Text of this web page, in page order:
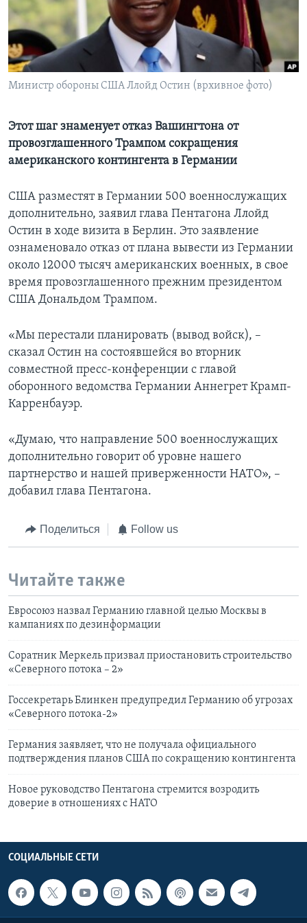
Learning English
СОЦИАЛЬНЫЕ СЕТИ
Языки
Министр обороны США Ллойд Остин (врхивное фото)
Этот шаг знаменует отказ Вашингтона от
провозглашенного Трампом сокращения
американского контингента в Германии
США разместят в Германии 500 военнослужащих
дополнительно, заявил глава Пентагона Ллойд
Остин в ходе визита в Берлин. Это заявление
ознаменовало отказ от плана вывести из Германии
около 12000 тысяч американских военных, в свое
время провозглашенного прежним президентом
США Дональдом Трампом.
«Мы перестали планировать (вывод войск), –
сказал Остин на состоявшейся во вторник
совместной пресс-конференции с главой
оборонного ведомства Германии Аннегрет Крамп-
Карренбауэр.
«Думаю, что направление 500 военнослужащих
дополнительно говорит об уровне нашего
партнерство и нашей приверженности НАТО», –
добавил глава Пентагона.
Поделиться Follow us
Читайте также
Евросоюз назвал Германию главной целью Москвы в
кампаниях по дезинформации
Соратник Меркель призвал приостановить строительство
«Северного потока – 2»
Госсекретарь Блинкен предупредил Германию об угрозах
«Северного потока-2»
Германия заявляет, что не получала официального
подтверждения планов США по сокращению контингента
Новое руководство Пентагона стремится возродить
доверие в отношениях с НАТО
СОЦИАЛЬНЫЕ СЕТИ